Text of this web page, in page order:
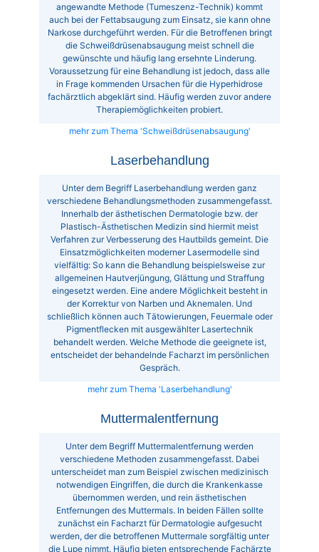
angewandte Methode (Tumeszenz-Technik) kommt
auch bei der Fettabsaugung zum Einsatz, sie kann ohne
Narkose durchgeführt werden. Für die Betroffenen bringt
die Schweißdrüsenabsaugung meist schnell die
gewünschte und häufig lang ersehnte Linderung.
Voraussetzung für eine Behandlung ist jedoch, dass alle
in Frage kommenden Ursachen für die Hyperhidrose
fachärztlich abgeklärt sind. Häufig werden zuvor andere
Therapiemöglichkeiten probiert.
mehr zum Thema 'Schweißdrüsenabsaugung'
Laserbehandlung
Unter dem Begriff Laserbehandlung werden ganz
verschiedene Behandlungsmethoden zusammengefasst.
Innerhalb der ästhetischen Dermatologie bzw. der
Plastisch-Ästhetischen Medizin sind hiermit meist
Verfahren zur Verbesserung des Hautbilds gemeint. Die
Einsatzmöglichkeiten moderner Lasermodelle sind
vielfältig: So kann die Behandlung beispielsweise zur
allgemeinen Hautverjüngung, Glättung und Straffung
eingesetzt werden. Eine andere Möglichkeit besteht in
der Korrektur von Narben und Aknemalen. Und
schließlich können auch Tätowierungen, Feuermale oder
Pigmentflecken mit ausgewählter Lasertechnik
behandelt werden. Welche Methode die geeignete ist,
entscheidet der behandelnde Facharzt im persönlichen
Gespräch.
mehr zum Thema 'Laserbehandlung'
Muttermalentfernung
Unter dem Begriff Muttermalentfernung werden
verschiedene Methoden zusammengefasst. Dabei
unterscheidet man zum Beispiel zwischen medizinisch
notwendigen Eingriffen, die durch die Krankenkasse
übernommen werden, und rein ästhetischen
Entfernungen des Muttermals. In beiden Fällen sollte
zunächst ein Facharzt für Dermatologie aufgesucht
werden, der die betroffenen Muttermale sorgfältig unter
die Lupe nimmt. Häufig bieten entsprechende Fachärzte